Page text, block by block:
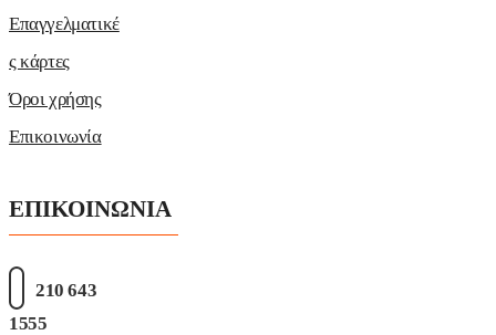
Επαγγελματικέ
ς κάρτες
Όροι χρήσης
Επικοινωνία
ΕΠΙΚΟΙΝΩΝΙΑ
210 643
1555